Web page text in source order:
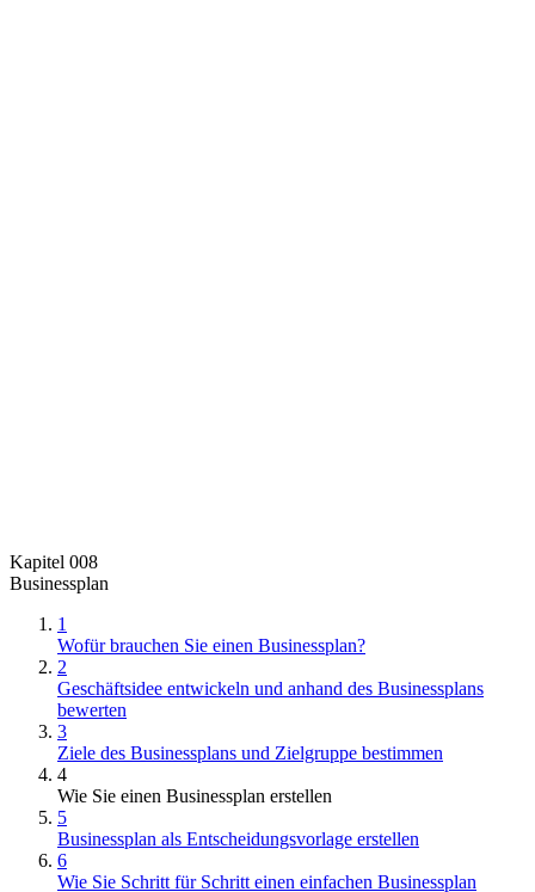
Kapitel 008
Businessplan
1
Wofür brauchen Sie einen Businessplan?
2
Geschäftsidee entwickeln und anhand des Businessplans
bewerten
3
Ziele des Businessplans und Zielgruppe bestimmen
4
Wie Sie einen Businessplan erstellen
5
Businessplan als Entscheidungsvorlage erstellen
6
Wie Sie Schritt für Schritt einen einfachen Businessplan